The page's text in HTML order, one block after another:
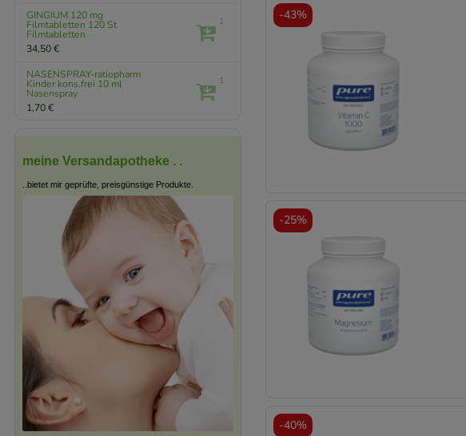
-43%
-25%
-40%
GINGIUM 120 mg
Filmtabletten 120 St
Filmtabletten
34,50 €
1
NASENSPRAY-ratiopharm
Kinder kons.frei 10 ml
Nasenspray
1,70 €
1
meine Versandapotheke . .
..bietet mir geprüfte, preisgünstige Produkte.